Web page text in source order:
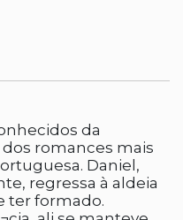
da
romances mais
Daniel,
regressa à aldeia
ter formado.